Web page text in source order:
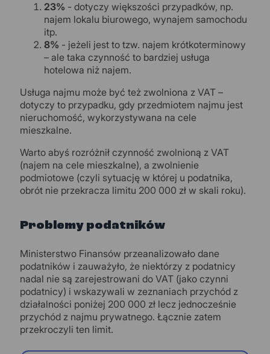
23% - dotyczy większości przypadków, np.
najem lokalu biurowego, wynajem samochodu
itp.
8% - jeżeli jest to tzw. najem krótkoterminowy
– ale taka czynność to bardziej usługa
hotelowa niż najem.
Usługa najmu może być też zwolniona z VAT –
dotyczy to przypadku, gdy przedmiotem najmu jest
nieruchomość, wykorzystywana na cele
mieszkalne.
Warto abyś rozróżnił czynność zwolnioną z VAT
(najem na cele mieszkalne), a zwolnienie
podmiotowe (czyli sytuację w której u podatnika,
obrót nie przekracza limitu 200 000 zł w skali roku).
Problemy podatników
Ministerstwo Finansów przeanalizowało dane
podatników i zauważyło, że niektórzy z podatnicy
nadal nie są zarejestrowani do VAT (jako czynni
podatnicy) i wskazywali w zeznaniach przychód z
działalności poniżej 200 000 zł lecz jednocześnie
przychód z najmu prywatnego. Łącznie zatem
przekroczyli ten limit.